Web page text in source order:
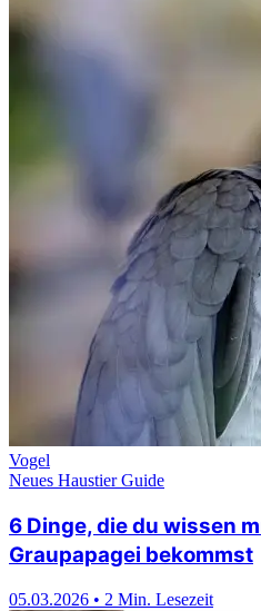
Vogel
Neues Haustier Guide
6 Dinge, die du wissen
Graupapagei bekommst
05.03.2026 • 2 Min. Lesezeit